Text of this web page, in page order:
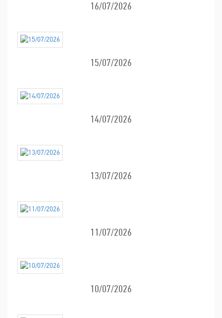
16/07/2026
15/07/2026
14/07/2026
13/07/2026
11/07/2026
10/07/2026